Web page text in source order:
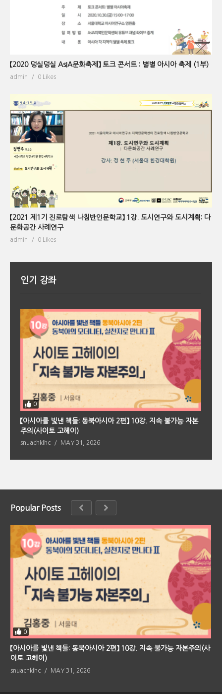
【2020 덩실덩실 AsIA문화축제】 토크 콘서트 : 별별 아시아 축제 (1부)
admin 0 Likes
【2021 제1기 진로탐색 나침반인문학교】 1강. 도시연구와 도시계획: 다
문화공간 사례연구
admin 0 Likes
인기 강좌
0
【아시아를 빛낸 책들: 동북아시아 2편】 10강. 지속 불가능 자본
주의(사이토 고헤이)
snuachklhc MAY 31, 2026
Popular Posts
0
【아시아를 빛낸 책들: 동북아시아 2편】 10강. 지속 불가능 자본주의(사
이토 고헤이)
snuachklhc MAY 31, 2026